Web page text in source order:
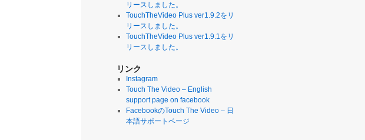
リースしました。
TouchTheVideo Plus ver1.9.2をリ
リースしました。
TouchTheVideo Plus ver1.9.1をリ
リースしました。
リンク
Instagram
Touch The Video – English
support page on facebook
FacebookのTouch The Video – 日
本語サポートページ